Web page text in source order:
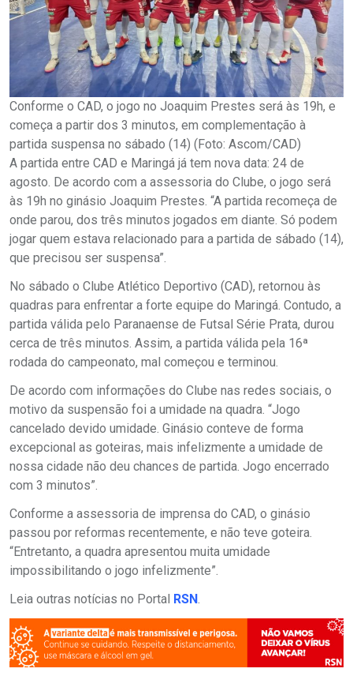
Conforme o CAD, o jogo no Joaquim Prestes será às 19h, e
começa a partir dos 3 minutos, em complementação à
partida suspensa no sábado (14) (Foto: Ascom/CAD)
A partida entre CAD e Maringá já tem nova data: 24 de
agosto. De acordo com a assessoria do Clube, o jogo será
às 19h no ginásio Joaquim Prestes. “A partida recomeça de
onde parou, dos três minutos jogados em diante. Só podem
jogar quem estava relacionado para a partida de sábado (14),
que precisou ser suspensa”.
No sábado o Clube Atlético Deportivo (CAD), retornou às
quadras para enfrentar a forte equipe do Maringá. Contudo, a
partida válida pelo Paranaense de Futsal Série Prata, durou
cerca de três minutos. Assim, a partida válida pela 16ª
rodada do campeonato, mal começou e terminou.
De acordo com informações do Clube nas redes sociais, o
motivo da suspensão foi a umidade na quadra. “Jogo
cancelado devido umidade. Ginásio conteve de forma
excepcional as goteiras, mais infelizmente a umidade de
nossa cidade não deu chances de partida. Jogo encerrado
com 3 minutos”.
Conforme a assessoria de imprensa do CAD, o ginásio
passou por reformas recentemente, e não teve goteira.
“Entretanto, a quadra apresentou muita umidade
impossibilitando o jogo infelizmente”.
Leia outras notícias no Portal RSN